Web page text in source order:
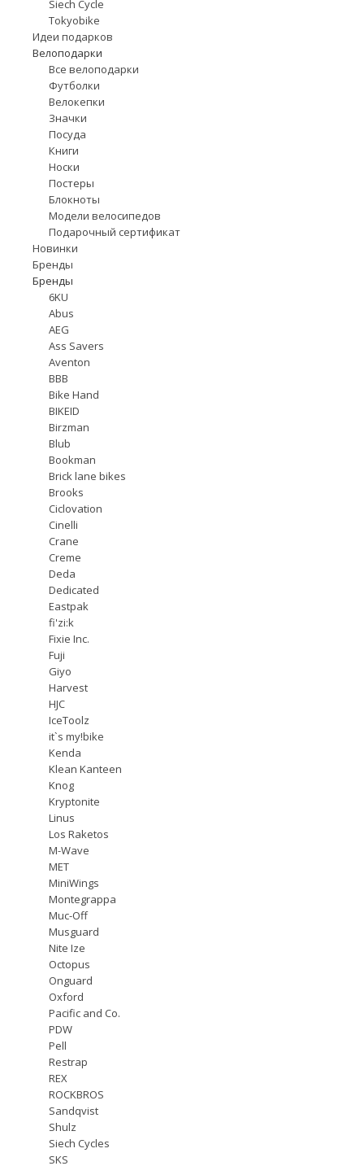
Siech Cycle
Tokyobike
Идеи подарков
Велоподарки
Все велоподарки
Футболки
Велокепки
Значки
Посуда
Книги
Носки
Постеры
Блокноты
Модели велосипедов
Подарочный сертификат
Новинки
Бренды
Бренды
6KU
Abus
AEG
Ass Savers
Aventon
BBB
Bike Hand
BIKEID
Birzman
Blub
Bookman
Brick lane bikes
Brooks
Ciclovation
Cinelli
Crane
Creme
Deda
Dedicated
Eastpak
fi'zi:k
Fixie Inc.
Fuji
Giyo
Harvest
HJC
IceToolz
it`s my!bike
Kenda
Klean Kanteen
Knog
Kryptonite
Linus
Los Raketos
M-Wave
MET
MiniWings
Montegrappa
Muc-Off
Musguard
Nite Ize
Octopus
Onguard
Oxford
Pacific and Co.
PDW
Pell
Restrap
REX
ROCKBROS
Sandqvist
Shulz
Siech Cycles
SKS